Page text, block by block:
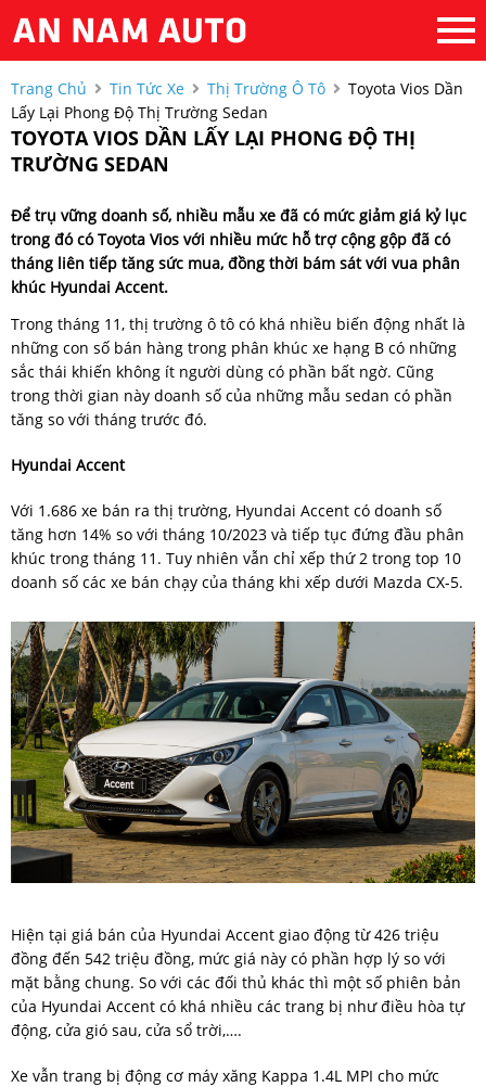
Trang Chủ Tin Tức Xe Thị Trường Ô Tô
Toyota Vios Dần
Lấy Lại Phong Độ Thị Trường Sedan
TOYOTA VIOS DẦN LẤY LẠI PHONG ĐỘ THỊ
TRƯỜNG SEDAN
Để trụ vững doanh số, nhiều mẫu xe đã có mức giảm giá kỷ lục
trong đó có Toyota Vios với nhiều mức hỗ trợ cộng gộp đã có
tháng liên tiếp tăng sức mua, đồng thời bám sát với vua phân
khúc Hyundai Accent.
Trong tháng 11, thị trường ô tô có khá nhiều biến động nhất là
những con số bán hàng trong phân khúc xe hạng B có những
sắc thái khiến không ít người dùng có phần bất ngờ. Cũng
trong thời gian này doanh số của những mẫu sedan có phần
tăng so với tháng trước đó.
Hyundai Accent
Với 1.686 xe bán ra thị trường, Hyundai Accent có doanh số
tăng hơn 14% so với tháng 10/2023 và tiếp tục đứng đầu phân
khúc trong tháng 11. Tuy nhiên vẫn chỉ xếp thứ 2 trong top 10
doanh số các xe bán chạy của tháng khi xếp dưới Mazda CX-5.
Hiện tại giá bán của Hyundai Accent giao động từ 426 triệu
đồng đến 542 triệu đồng, mức giá này có phần hợp lý so với
mặt bằng chung. So với các đối thủ khác thì một số phiên bản
của Hyundai Accent có khá nhiều các trang bị như điều hòa tự
động, cửa gió sau, cửa sổ trời,….
Xe vẫn trang bị động cơ máy xăng Kappa 1.4L MPI cho mức